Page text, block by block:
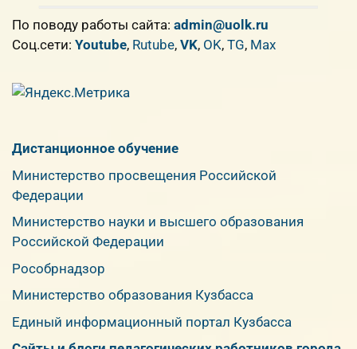
По поводу работы сайта: admin@uolk.ru
Cоц.сети: Youtube, Rutube, VK, OK, TG, Max
Дистанционное обучение
Министерство просвещения Российской
Федерации
Министерство науки и высшего образования
Российской Федерации
Рособрнадзор
Министерство образования Кузбасса
Единый информационный портал Кузбасса